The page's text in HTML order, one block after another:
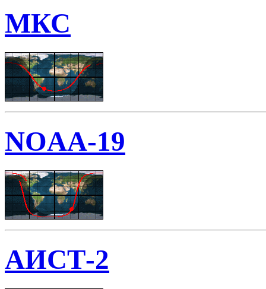
МКС
NOAA-19
АИСТ-2